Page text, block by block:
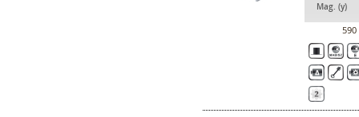
Mag. (y)
590